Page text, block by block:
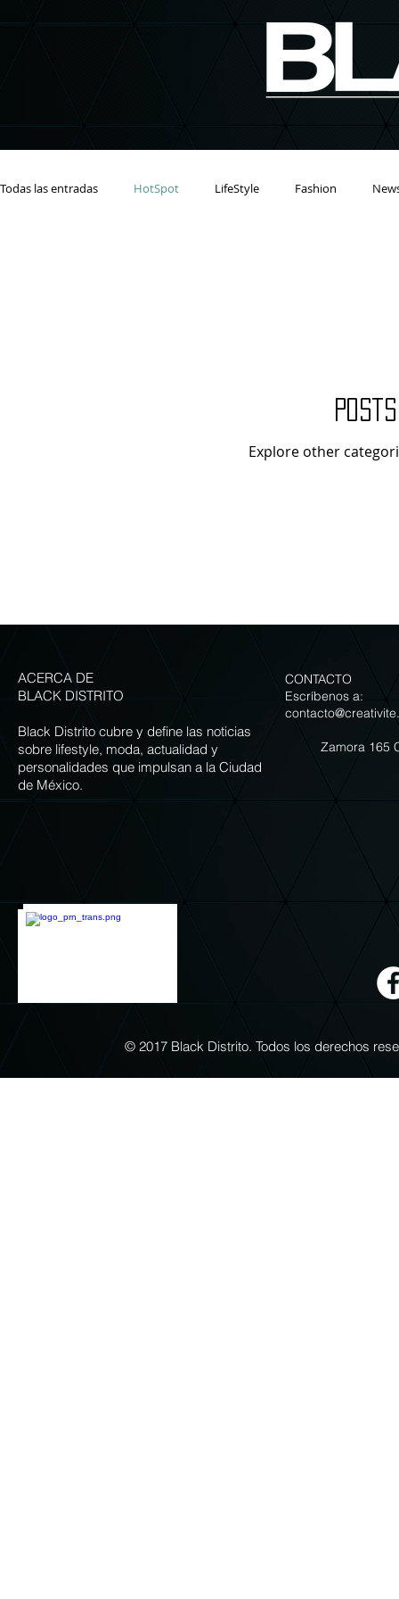
Todas las entradas HotSpot LifeStyle Fashion
Explore other
ACERCA DE
BLACK DISTRITO
Black Distrito cubre y define las noticias
sobre lifestyle, moda, actualidad y
personalidades que impulsan a la Ciudad
de México.
CONTACTO
Escríbenos a:
Zamora 165
© 2017 Black Distrito. Todos los derechos